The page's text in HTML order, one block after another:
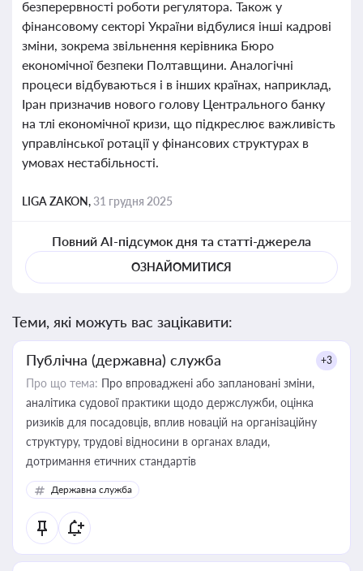
безперервності роботи регулятора. Також у
фінансовому секторі України відбулися інші кадрові
зміни, зокрема звільнення керівника Бюро
економічної безпеки Полтавщини. Аналогічні
процеси відбуваються і в інших країнах, наприклад,
Іран призначив нового голову Центрального банку
на тлі економічної кризи, що підкреслює важливість
управлінської ротації у фінансових структурах в
умовах нестабільності.
LIGA ZAKON,31 грудня 2025
Повний AI-підсумок дня та статті-джерела
ОЗНАЙОМИТИСЯ
Теми, які можуть вас зацікавити:
Публічна (державна) служба +3
Про що тема: Про впроваджені або заплановані зміни,
аналітика судової практики щодо держслужби, оцінка
ризиків для посадовців, вплив новацій на організаційну
структуру, трудові відносини в органах влади,
дотримання етичних стандартів
Державна служба